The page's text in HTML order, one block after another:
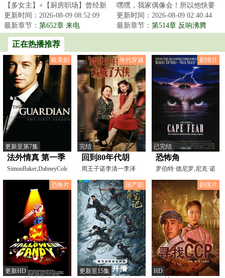
【多女主】+【厨房职场】曾经新
式融合菜掌门人陈芝虎重生了。
看着眼前的破...
更新时间：2026-08-09 08:52:09
最新章节： 第652章 来电
嘿嘿，我家偶像会！所以他快要
塌房了。毕竟这只是小儿科。徒
手劈砖、刀劈子...
更新时间：2026-08-09 02:40:44
最新章节： 第514章 反响沸腾
正在热播推荐
欧美剧
更新至第7集
法外情真 第一季
SimonBaker,DabneyColeman,WendyMoniz
年代穿越
完结
回到80年代胡
同，我成了大侠
周王子诺李清一李泽
浩
剧情片
已完结
恐怖角
罗伯特·德尼罗,尼克·诺
特,杰西卡·兰格,
恐怖片
更新HD
国产剧
更新至15集
剧情片
HD